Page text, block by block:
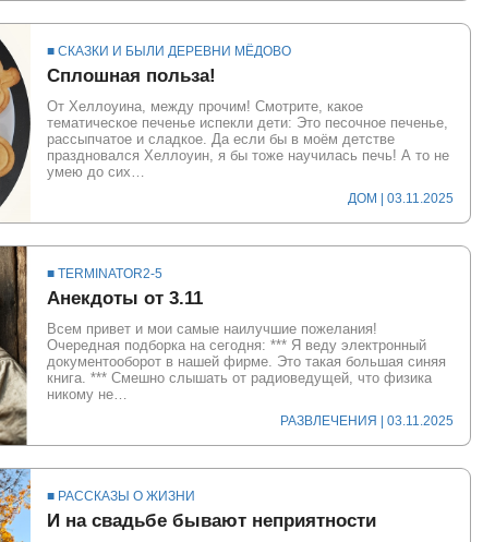
■ СКАЗКИ И БЫЛИ ДЕРЕВНИ МЁДОВО
Сплошная польза!
От Хеллоуина, между прочим! Смотрите, какое
тематическое печенье испекли дети: Это песочное печенье,
рассыпчатое и сладкое. Да если бы в моём детстве
праздновался Хеллоуин, я бы тоже научилась печь! А то не
умею до сих…
ДОМ | 03.11.2025
■ TERMINATOR2-5
Анекдоты от 3.11
Всем привет и мои самые наилучшие пожелания!
Очередная подборка на сегодня: *** Я веду электронный
документооборот в нашей фирме. Это такая большая синяя
книга. *** Смешно слышать от радиоведущей, что физика
никому не…
РАЗВЛЕЧЕНИЯ | 03.11.2025
■ РАССКАЗЫ О ЖИЗНИ
И на свадьбе бывают неприятности